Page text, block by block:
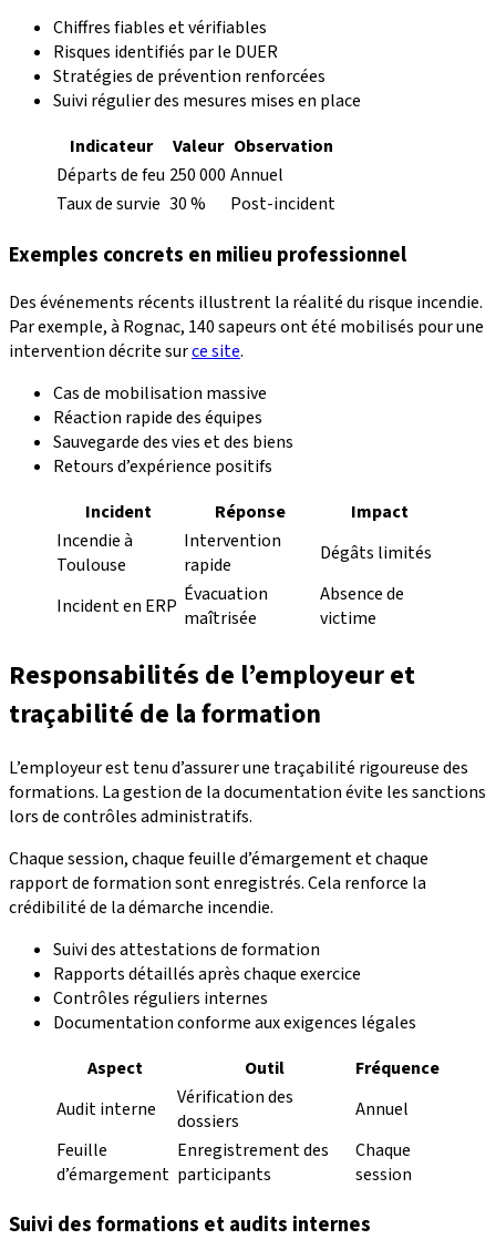
Chiffres fiables et vérifiables
Risques identifiés par le DUER
Stratégies de prévention renforcées
Suivi régulier des mesures mises en place
Indicateur
Valeur Observation
Départs de feu 250 000 Annuel
Taux de survie 30 % Post-incident
Exemples concrets en milieu professionnel
Des événements récents illustrent la réalité du risque incendie.
Par exemple, à Rognac, 140 sapeurs ont été mobilisés pour une
intervention décrite surce site.
Cas de mobilisation massive
Réaction rapide des équipes
Sauvegarde des vies et des biens
Retours d’expérience positifs
Incident
Réponse
Impact
Incendie à
Toulouse
Intervention
rapide
Dégâts limités
Incident en ERP Évacuation
maîtrisée
Absence de
victime
Responsabilités de l’employeur et
traçabilité de la formation
L’employeur est tenu d’assurer une traçabilité rigoureuse des
formations. La gestion de la documentation évite les sanctions
lors de contrôles administratifs.
Chaque session, chaque feuille d’émargement et chaque
rapport de formation sont enregistrés. Cela renforce la
crédibilité de la démarche incendie.
Suivi des attestations de formation
Rapports détaillés après chaque exercice
Contrôles réguliers internes
Documentation conforme aux exigences légales
Aspect
Outil
Fréquence
Audit interne
Vérification des
dossiers
Annuel
Feuille
d’émargement
Enregistrement des
participants
Chaque
session
Suivi des formations et audits internes